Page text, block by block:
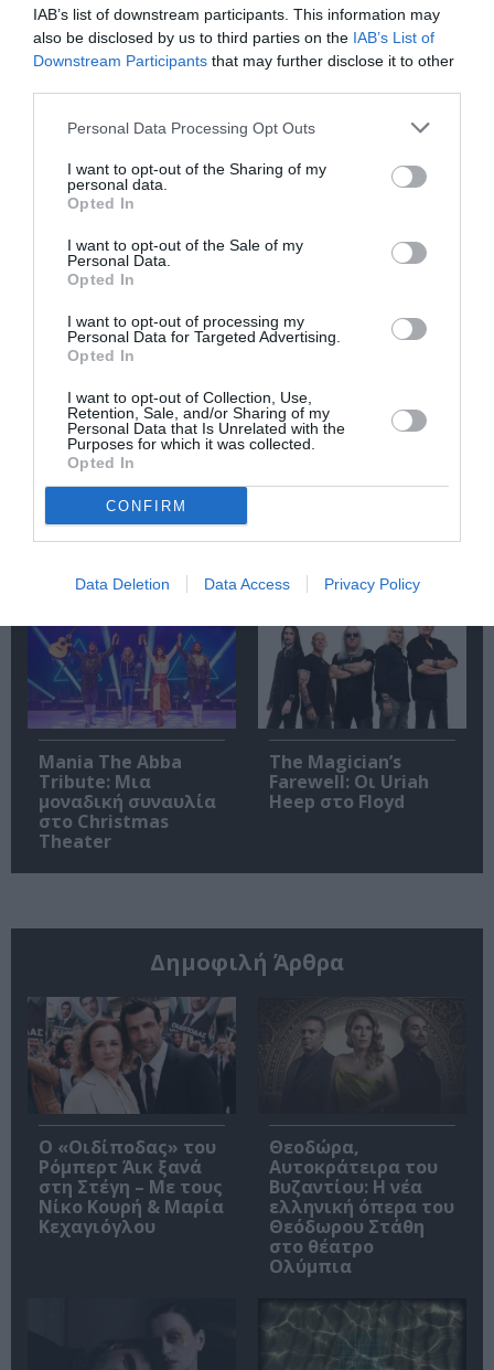
IAB’s list of downstream participants. This information may
also be disclosed by us to third parties on the IAB’s List of
Downstream Participants that may further disclose it to other
Personal Data Processing Opt Outs
I want to opt-out of the Sharing of my
personal data.
Opted In
I want to opt-out of the Sale of my
Personal Data.
Opted In
I want to opt-out of processing my
Personal Data for Targeted Advertising.
Opted In
I want to opt-out of Collection, Use,
Retention, Sale, and/or Sharing of my
Personal Data that Is Unrelated with the
Purposes for which it was collected.
Opted In
CONFIRM
Data Deletion Data Access Privacy Policy
Newsletter
Κάθε βδομάδα στο e-mail σας τα τελευταία νέα για
Σχετικά Άρθρα
Οι Snarky Puppy στο
Venue!
Ο Jamie Woon στο
Stage
Mania The Abba
Tribute: Μια
μοναδική συναυλία
στο Christmas
Theater
The Magician’s
Farewell: Οι Uriah
Heep στο Floyd
Δημοφιλή Άρθρα
O «Οιδίποδας» του
Ρόμπερτ Άικ ξανά
στη Στέγη – Με τους
Νίκο Κουρή & Μαρία
Κεχαγιόγλου
Θεοδώρα,
Αυτοκράτειρα του
Βυζαντίου: Η νέα
ελληνική όπερα του
Θεόδωρου Στάθη
στο θέατρο
Ολύμπια